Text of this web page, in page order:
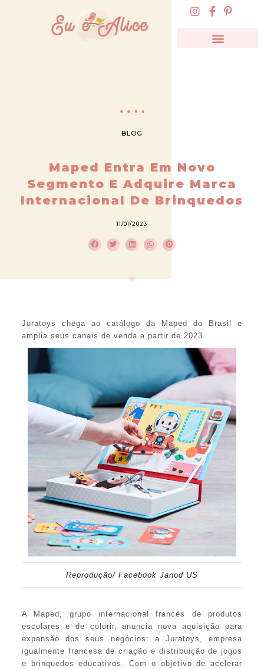
BLOG
Maped Entra Em Novo
Segmento E Adquire Marca
Internacional De Brinquedos
11/01/2023
Juratoys chega ao catálogo da Maped do Brasil e
amplia seus canais de venda a partir de 2023
Reprodução/ Facebook Janod US
A Maped, grupo internacional francês de produtos
escolares e de colorir, anuncia nova aquisição para
expansão dos seus negócios: a Juratoys, empresa
igualmente francesa de criação e distribuição de jogos
e brinquedos educativos. Com o objetivo de acelerar